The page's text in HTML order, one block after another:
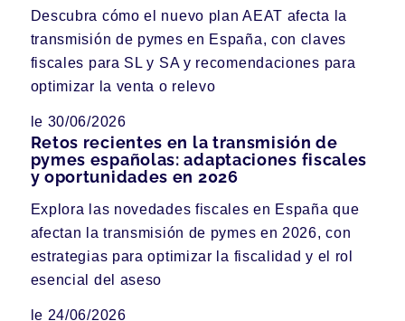
Descubra cómo el nuevo plan AEAT afecta la
transmisión de pymes en España, con claves
fiscales para SL y SA y recomendaciones para
optimizar la venta o relevo
le 30/06/2026
Retos recientes en la transmisión de
pymes españolas: adaptaciones fiscales
y oportunidades en 2026
Explora las novedades fiscales en España que
afectan la transmisión de pymes en 2026, con
estrategias para optimizar la fiscalidad y el rol
esencial del aseso
le 24/06/2026